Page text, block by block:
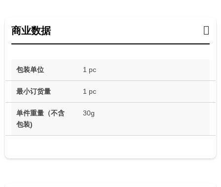
商业数据
包装单位 1 pc
最小订货量 1 pc
单件重量（不含
包装)
30g